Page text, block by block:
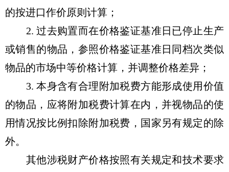
的按进口作价原则计算；
2. 过去购置而在价格鉴证基准日已停止生产
或销售的物品，参照价格鉴证基准日同档次类似
物品的市场中等价格计算，并调整价格差异；
3. 本身含有合理附加税费方能形成使用价值
的物品，应将附加税费计算在内，并视物品的使
用情况按比例扣除附加税费，国家另有规定的除
外。
其他涉税财产价格按照有关规定和技术要求